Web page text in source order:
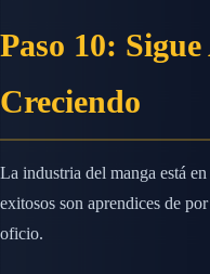
Paso 10:
Creciendo
La industria del manga está
exitosos son aprendices de
oficio.